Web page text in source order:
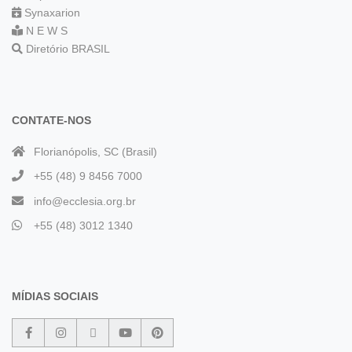
Synaxarion
N E W S
Diretório BRASIL
CONTATE-NOS
Florianópolis, SC (Brasil)
+55 (48) 9 8456 7000
info@ecclesia.org.br
+55 (48) 3012 1340
MÍDIAS SOCIAIS